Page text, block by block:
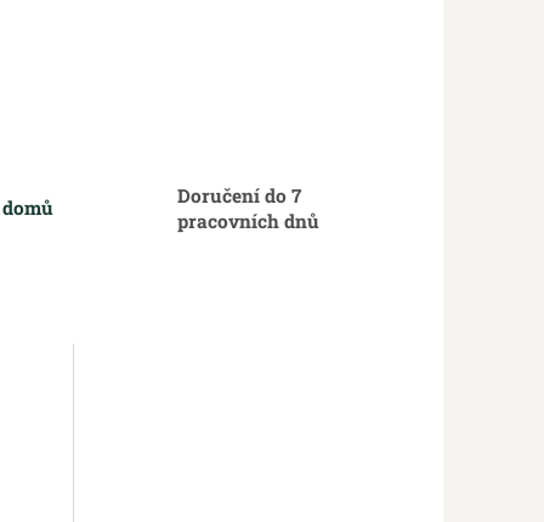
Doručení do 7
pracovních dnů